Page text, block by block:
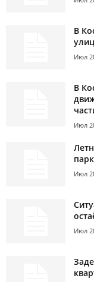
В
Июл
В
Июл
Июл
Июл